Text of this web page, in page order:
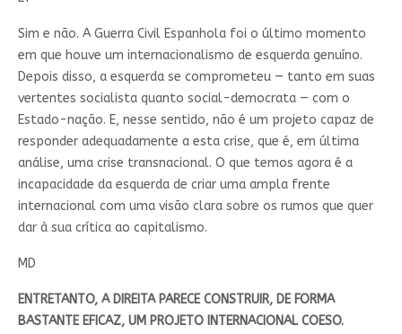
Sim e não. A Guerra Civil Espanhola foi o último momento
em que houve um internacionalismo de esquerda genuíno.
Depois disso, a esquerda se comprometeu — tanto em suas
vertentes socialista quanto social-democrata — com o
Estado-nação. E, nesse sentido, não é um projeto capaz de
responder adequadamente a esta crise, que é, em última
análise, uma crise transnacional. O que temos agora é a
incapacidade da esquerda de criar uma ampla frente
internacional com uma visão clara sobre os rumos que quer
dar à sua crítica ao capitalismo.
MD
ENTRETANTO, A DIREITA PARECE CONSTRUIR, DE FORMA
BASTANTE EFICAZ, UM PROJETO INTERNACIONAL COESO.